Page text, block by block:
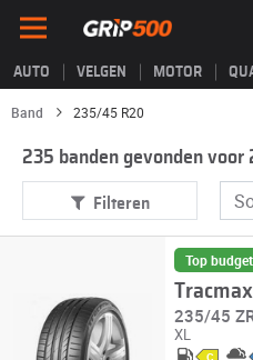
AUTO VELGEN MOTOR
Band 235/45 R20
235 banden gevonden
Filteren
Top budget
235/45
XL
C